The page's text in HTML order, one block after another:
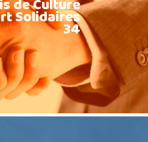
de Culture
Solidaires
34